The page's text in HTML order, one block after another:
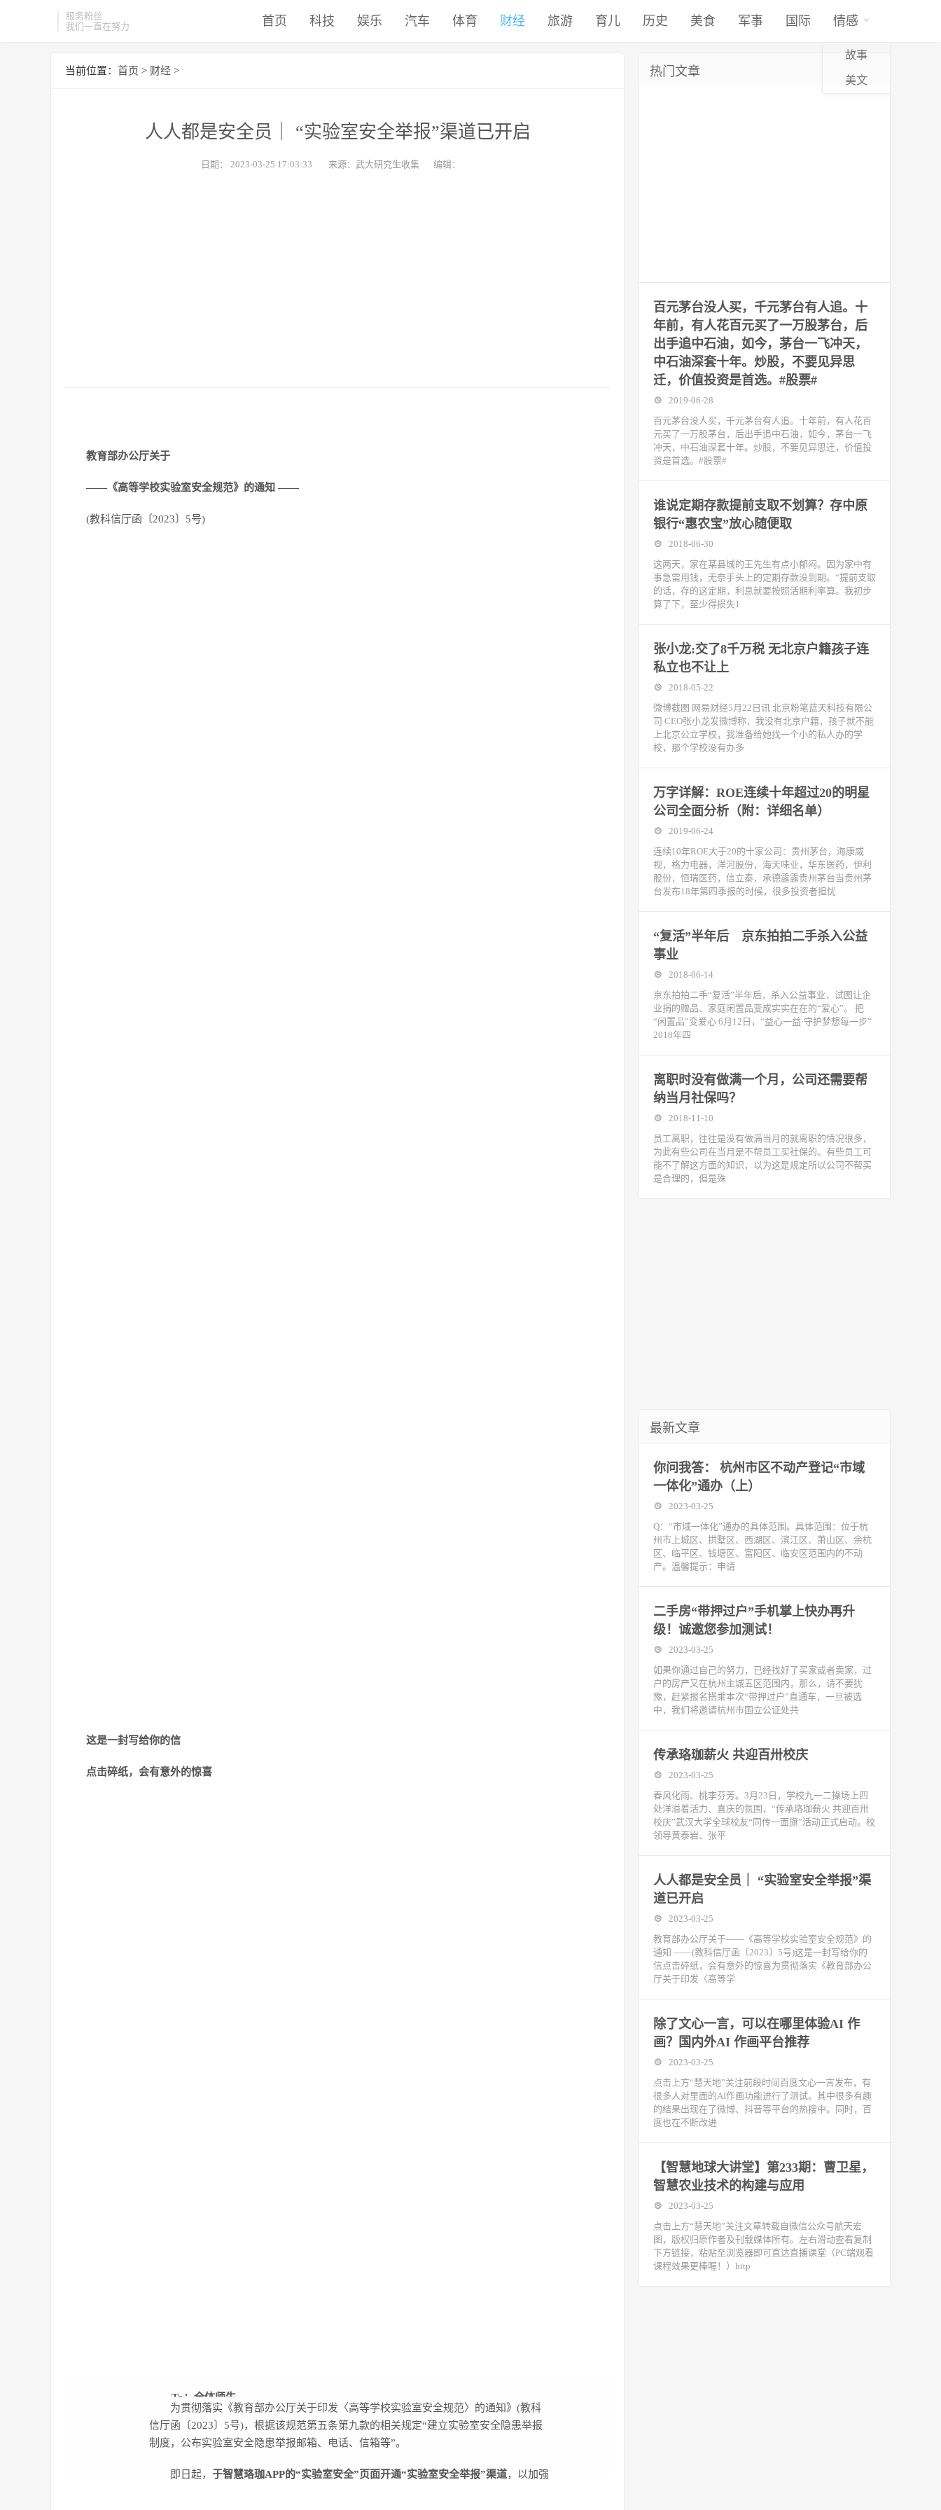
服务粉丝
我们一直在努力
首页 科技 娱乐 汽车 体育 财经 旅游 育儿 历史 美食 军事 国际 情感
故事
美文
当前位置： 首页 > 财经 >
人人都是安全员｜ “实验室安全举报”渠道已开启
日期： 2023-03-25 17:03:33 来源：武大研究生收集 编辑：
教育部办公厅关于
—— 《高等学校实验室安全规范》的通知 ——
(教科信厅函〔2023〕5号)
这是一封写给你的信
点击碎纸，会有意外的惊喜
为贯彻落实《教育部办公厅关于印发〈高等学校实验室安全规范〉的通知》(教科
信厅函〔2023〕5号)，根据该规范第五条第九款的相关规定“建立实验室安全隐患举报
制度，公布实验室安全隐患举报邮箱、电话、信箱等”。
即日起，于智慧珞珈APP的“实验室安全”页面开通“实验室安全举报”渠道，以加强
To：全体师生
热门文章
百元茅台没人买，千元茅台有人追。十
年前，有人花百元买了一万股茅台，后
出手追中石油，如今，茅台一飞冲天，
中石油深套十年。炒股，不要见异思
迁，价值投资是首选。#股票#
2019-06-28
百元茅台没人买，千元茅台有人追。十年前，有人花百
元买了一万股茅台，后出手追中石油，如今，茅台一飞
冲天，中石油深套十年。炒股，不要见异思迁，价值投
资是首选。#股票#
谁说定期存款提前支取不划算？存中原
银行“惠农宝”放心随便取
2018-06-30
这两天，家在某县城的王先生有点小郁闷。因为家中有
事急需用钱，无奈手头上的定期存款没到期。“提前支取
的话，存的这定期，利息就要按照活期利率算。我初步
算了下，至少得损失1
张小龙:交了8千万税 无北京户籍孩子连
私立也不让上
2018-05-22
微博截图 网易财经5月22日讯 北京粉笔蓝天科技有限公
司 CEO张小龙发微博称，我没有北京户籍，孩子就不能
上北京公立学校，我准备给她找一个小的私人办的学
校，那个学校没有办多
万字详解：ROE连续十年超过20的明星
公司全面分析（附：详细名单）
2019-06-24
连续10年ROE大于20的十家公司：贵州茅台，海康威
视，格力电器，洋河股份，海天味业，华东医药，伊利
股份，恒瑞医药，信立泰，承德露露贵州茅台当贵州茅
台发布18年第四季报的时候，很多投资者担忧
“复活”半年后 京东拍拍二手杀入公益
事业
2018-06-14
京东拍拍二手“复活”半年后，杀入公益事业，试图让企
业捐的赠品、家庭闲置品变成实实在在的“爱心”。 把
“闲置品”变爱心 6月12日，“益心一益·守护梦想每一步”
2018年四
离职时没有做满一个月，公司还需要帮
纳当月社保吗？
2018-11-10
​员工离职，往往是没有做满当月的就离职的情况很多，
为此有些公司在当月是不帮员工买社保的。有些员工可
能不了解这方面的知识，以为这是规定所以公司不帮买
是合理的，但是殊
最新文章
你问我答： 杭州市区不动产登记“市域
一体化”通办（上）
2023-03-25
Q：“市域一体化”通办的具体范围。具体范围：位于杭
州市上城区、拱墅区、西湖区、滨江区、萧山区、余杭
区、临平区、钱塘区、富阳区、临安区范围内的不动
产。温馨提示：申请
二手房“带押过户”手机掌上快办再升
级！诚邀您参加测试！
2023-03-25
如果你通过自己的努力，已经找好了买家或者卖家，过
户的房产又在杭州主城五区范围内，那么，请不要犹
豫，赶紧报名搭乘本次“带押过户”直通车，一旦被选
中，我们将邀请杭州市国立公证处共
传承珞珈薪火 共迎百卅校庆
2023-03-25
春风化雨、桃李芬芳。3月23日，学校九一二操场上四
处洋溢着活力、喜庆的氛围，“传承珞珈薪火 共迎百卅
校庆”武汉大学全球校友“同传一面旗”活动正式启动。校
领导黄泰岩、张平
人人都是安全员｜ “实验室安全举报”渠
道已开启
2023-03-25
教育部办公厅关于——《高等学校实验室安全规范》的
通知 ——(教科信厅函〔2023〕5号)这是一封写给你的
信点击碎纸，会有意外的惊喜为贯彻落实《教育部办公
厅关于印发〈高等学
除了文心一言，可以在哪里体验AI 作
画？国内外AI 作画平台推荐
2023-03-25
点击上方“慧天地”关注‍‍前段时间百度文心一言发布，有
很多人对里面的AI作画功能进行了测试。其中很多有趣
的结果出现在了微博、抖音等平台的热搜中。同时，百
度也在不断改进
【智慧地球大讲堂】第233期：曹卫星，
智慧农业技术的构建与应用
2023-03-25
点击上方“慧天地”关注‍‍文章转载自微信公众号航天宏
图，版权归原作者及刊载媒体所有。左右滑动查看复制
下方链接，粘贴至浏览器即可直达直播课堂（PC端观看
课程效果更棒喔！）http